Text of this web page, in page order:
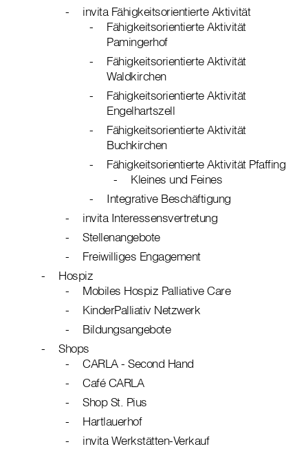
invita Fähigkeitsorientierte Aktivität
Fähigkeitsorientierte Aktivität
Pamingerhof
Fähigkeitsorientierte Aktivität
Waldkirchen
Fähigkeitsorientierte Aktivität
Engelhartszell
Fähigkeitsorientierte Aktivität
Buchkirchen
Fähigkeitsorientierte Aktivität Pfaffing
Kleines und Feines
Integrative Beschäftigung
invita Interessensvertretung
Stellenangebote
Freiwilliges Engagement
Hospiz
Mobiles Hospiz Palliative Care
KinderPalliativ Netzwerk
Bildungsangebote
Shops
CARLA - Second Hand
Café CARLA
Shop St. Pius
Hartlauerhof
invita Werkstätten-Verkauf